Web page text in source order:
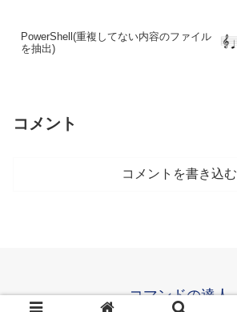
PowerShell(重複してない内容のファイル
を抽出)
コメント
コメントを書き込む
コマンドの達人